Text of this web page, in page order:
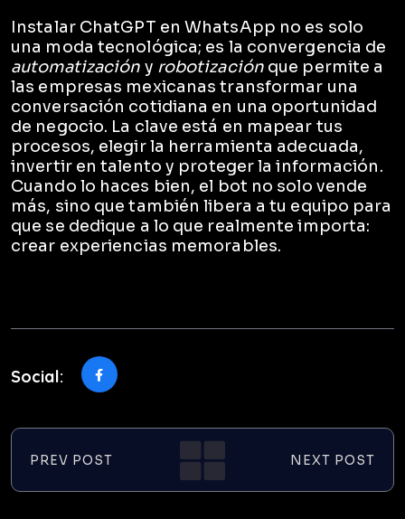
Instalar ChatGPT en WhatsApp no es solo
una moda tecnológica; es la convergencia de
automatización y robotizaciónque permite a
las empresas mexicanas transformar una
conversación cotidiana en una oportunidad
de negocio. La clave está en mapear tus
procesos, elegir la herramienta adecuada,
invertir en talento y proteger la información.
Cuando lo haces bien, el bot no solo vende
más, sino que también libera a tu equipo para
que se dedique a lo que realmente importa:
crear experiencias memorables.
Social:
PREV POST NEXT POST